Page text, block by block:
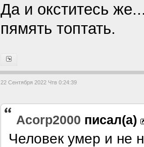
Да и окститесь
пямять топтать.
22 Сентября 2022 Чтв 0:24:39
Acorp2000 писал(а)
Человек умер и не